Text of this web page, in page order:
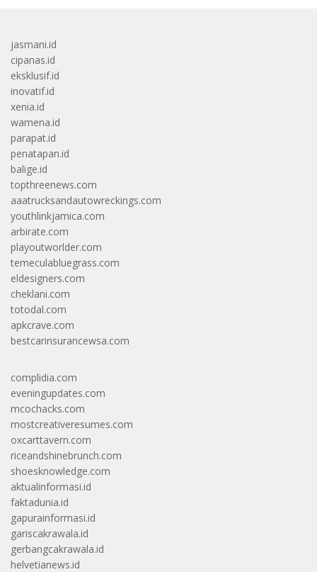
jasmani.id
cipanas.id
eksklusif.id
inovatif.id
xenia.id
wamena.id
parapat.id
penatapan.id
balige.id
topthreenews.com
aaatrucksandautowreckings.com
youthlinkjamica.com
arbirate.com
playoutworlder.com
temeculabluegrass.com
eldesigners.com
cheklani.com
totodal.com
apkcrave.com
bestcarinsurancewsa.com
complidia.com
eveningupdates.com
mcochacks.com
mostcreativeresumes.com
oxcarttavern.com
riceandshinebrunch.com
shoesknowledge.com
aktualinformasi.id
faktadunia.id
gapurainformasi.id
gariscakrawala.id
gerbangcakrawala.id
helvetianews.id